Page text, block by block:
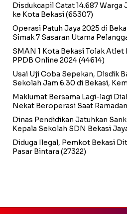
Disdukcapil Catat 14.687
ke Kota Bekasi(65307)
Operasi Patuh Jaya 2025 di
Simak 7 Sasaran Utama
SMAN 1 Kota Bekasi Tolak
PPDB Online 2024(44614)
Usai Uji Coba Sepekan, Disdik
Sekolah Jam 6.30 di Bekasi,
Maklumat Bersama Lagi-lagi
Nekat Beroperasi Saat Ramadan
Dinas Pendidikan Jatuhkan
Kepala Sekolah SDN Bekasi
Diduga Ilegal, Pemkot Bekasi
Pasar Bintara (27322)